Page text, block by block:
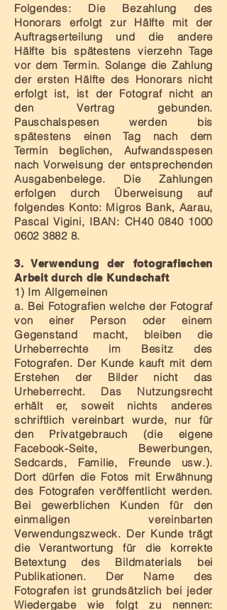
Folgendes: Die Bezahlung des
Honorars erfolgt zur Hälfte mit der
Auftragserteilung und die andere
Hälfte bis spätestens vierzehn Tage
vor dem Termin. Solange die Zahlung
der ersten Hälfte des Honorars nicht
erfolgt ist, ist der Fotograf nicht an
den Vertrag gebunden.
Pauschalspesen werden bis
spätestens einen Tag nach dem
Termin beglichen, Aufwandsspesen
nach Vorweisung der entsprechenden
Ausgabenbelege. Die Zahlungen
erfolgen durch Überweisung auf
folgendes Konto: Migros Bank, Aarau,
Pascal Vigini, IBAN: CH400840 1000
0602 3882 8.
3. Verwendung der fotografischen
Arbeit durch die Kundschaft
1) Im Allgemeinen
a. Bei Fotografien welche der Fotograf
von einer Person oder einem
Gegenstand macht, bleiben die
Urheberrechte im Besitz des
Fotografen. Der Kunde kauft mit dem
Erstehen der Bilder nicht das
Urheberrecht. Das Nutzungsrecht
erhält er, soweit nichts anderes
schriftlich vereinbart wurde, nur für
den Privatgebrauch (die eigene
Facebook-Seite, Bewerbungen,
Sedcards, Familie, Freunde usw.).
Dort dürfen die Fotos mit Erwähnung
des Fotografen veröffentlicht werden.
Bei gewerblichen Kunden für den
einmaligen vereinbarten
Verwendungszweck. Der Kunde trägt
die Verantwortung für die korrekte
Betextung des Bildmaterials bei
Publikationen. Der Name des
Fotografen ist grundsätzlich bei jeder
Wiedergabe wie folgt zu nennen: